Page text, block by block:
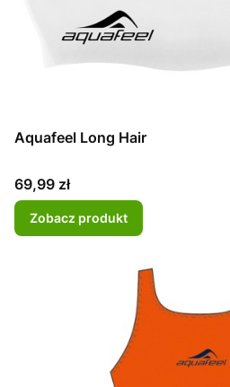
Aquafeel Long Hair
Cena
69,99 zł
Zobacz produkt